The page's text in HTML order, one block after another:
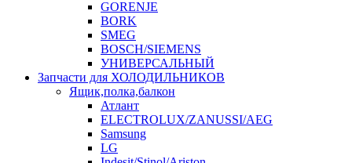
GORENJE
BORK
SMEG
BOSCH/SIEMENS
УНИВЕРСАЛЬНЫЙ
Запчасти для ХОЛОДИЛЬНИКОВ
Ящик,полка,балкон
Атлант
ELECTROLUX/ZANUSSI/AEG
Samsung
LG